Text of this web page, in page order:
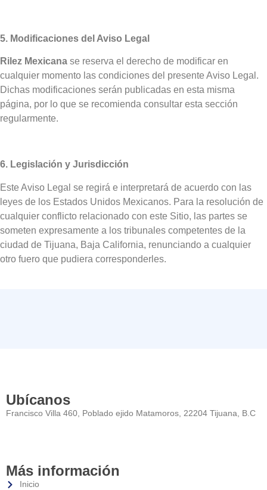
5. Modificaciones del Aviso Legal
Rilez Mexicana se reserva el derecho de modificar en
cualquier momento las condiciones del presente Aviso Legal.
Dichas modificaciones serán publicadas en esta misma
página, por lo que se recomienda consultar esta sección
regularmente.
6. Legislación y Jurisdicción
Este Aviso Legal se regirá e interpretará de acuerdo con las
leyes de los Estados Unidos Mexicanos. Para la resolución de
cualquier conflicto relacionado con este Sitio, las partes se
someten expresamente a los tribunales competentes de la
ciudad de Tijuana, Baja California, renunciando a cualquier
otro fuero que pudiera corresponderles.
Ubícanos
Francisco Villa 460, Poblado ejido Matamoros, 22204 Tijuana, B.C
Más información
Inicio